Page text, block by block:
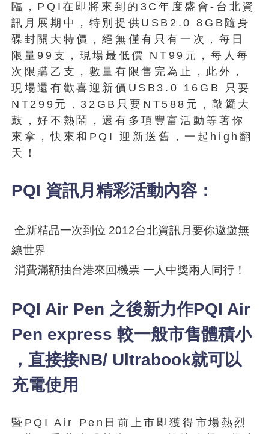
臨，PQI在即將來到的3C年度盛會-台北資
訊月展期中，特別提供USB2.0 8GB隨身
碟封關大特價，絕無僅有只有一次，每日
限量99支，現場最低價 NT99元，每人每
次限購乙支，數量有限售完為止，此外，
現場還有歡喜迎新價USB3.0 16GB 只要
NT299元，32GB只要NT588元，敲鑼大
鼓，好不熱鬧，還有多項豐富活動等著你
來拿，快來和PQI 迎新送舊，一起high翻
天！
PQI 資訊月精彩活動內容：
全新精品一次到位 2012台北資訊月要你遨遊無
線世界
消費滿額抽台港來回機票 一人中獎兩人同行！
PQI Air Pen 之後新力作PQI Air
Pen express 較一般市售體積小
，直接接NB/ Ultrabook就可以
充電使用
暨PQI Air Pen日前上市即獲得市場熱烈